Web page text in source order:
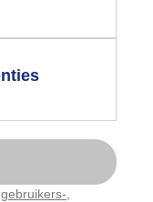
gebruikers-
op hebt
pop-up uit